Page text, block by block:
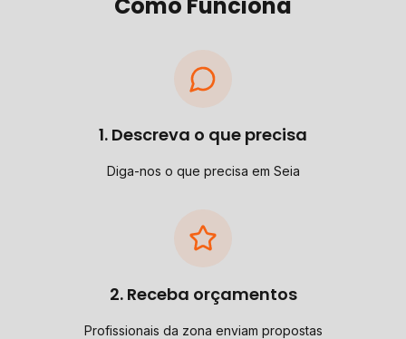
1. Descreva o que precisa
Diga-nos o que precisa em Seia
2. Receba orçamentos
Profissionais da zona enviam propostas